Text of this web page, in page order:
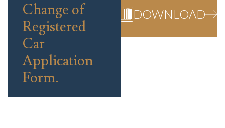
Change of
Registered
Car
Application
Form.
DOWNLOAD